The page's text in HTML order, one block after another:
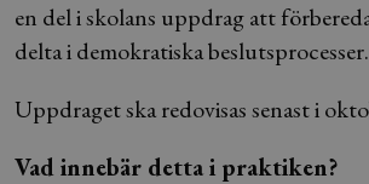
en del i skolans uppdrag att
delta i demokratiska beslutsprocesser.
Uppdraget ska redovisas senast i
Vad innebär detta i praktiken?